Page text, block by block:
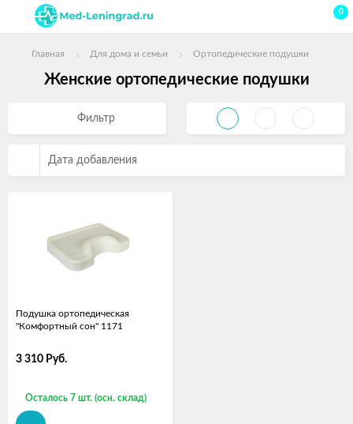
0
Главная Для дома и семьи Ортопедические подушки
Женские ортопедические подушки
Фильтр
Дата добавления
Подушка ортопедическая
"Комфортный сон" 1171
3 310 Руб.
Осталось 7 шт. (осн. склад)